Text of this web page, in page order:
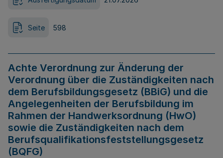
Seite 598
Achte Verordnung zur Änderung der
Verordnung über die Zuständigkeiten nach
dem Berufsbildungsgesetz (BBiG) und die
Angelegenheiten der Berufsbildung im
Rahmen der Handwerksordnung (HwO)
sowie die Zuständigkeiten nach dem
Berufsqualifikationsfeststellungsgesetz
(BQFG)